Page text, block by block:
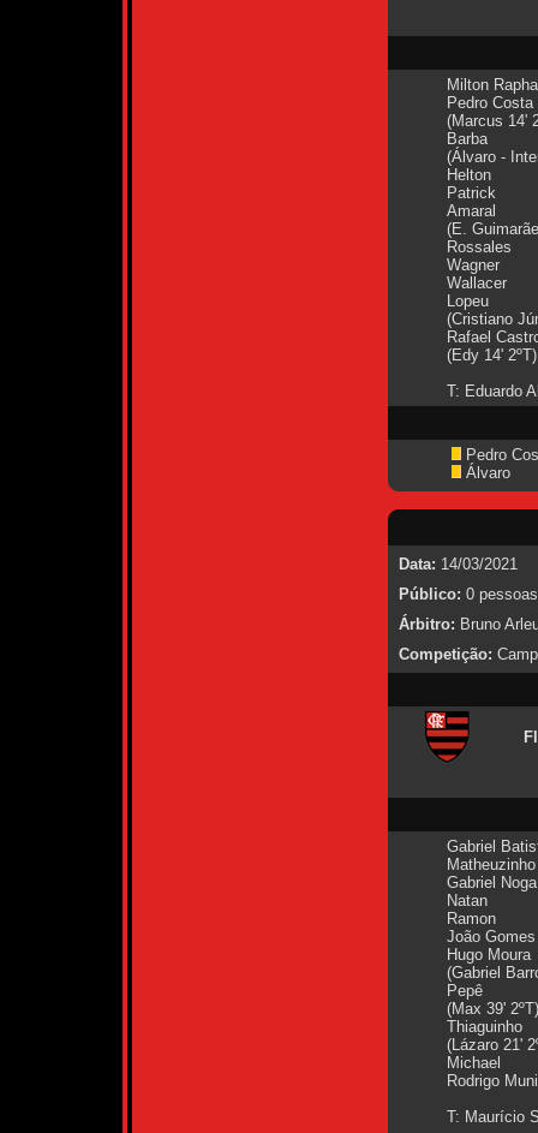
Milton
Pedro Costa
(Marcus 14'
Barba
(Álvaro -
Helton
Patrick
Amaral
(E.
Rossales
Wagner
Wallacer
Lopeu
(Cristiano
Rafael
(Edy 14' 2ºT)
T: Eduardo
Pedro
Álvaro
Data: 14/03/2021
Público: 0 pessoas
Árbitro: Bruno
Competição:
Gabriel
Matheuzinho
Gabriel Noga
Natan
Ramon
João Gomes
Hugo Moura
(Gabriel
Pepê
(Max 39' 2ºT)
Thiaguinho
(Lázaro 21'
Michael
Rodrigo
T: Maurício